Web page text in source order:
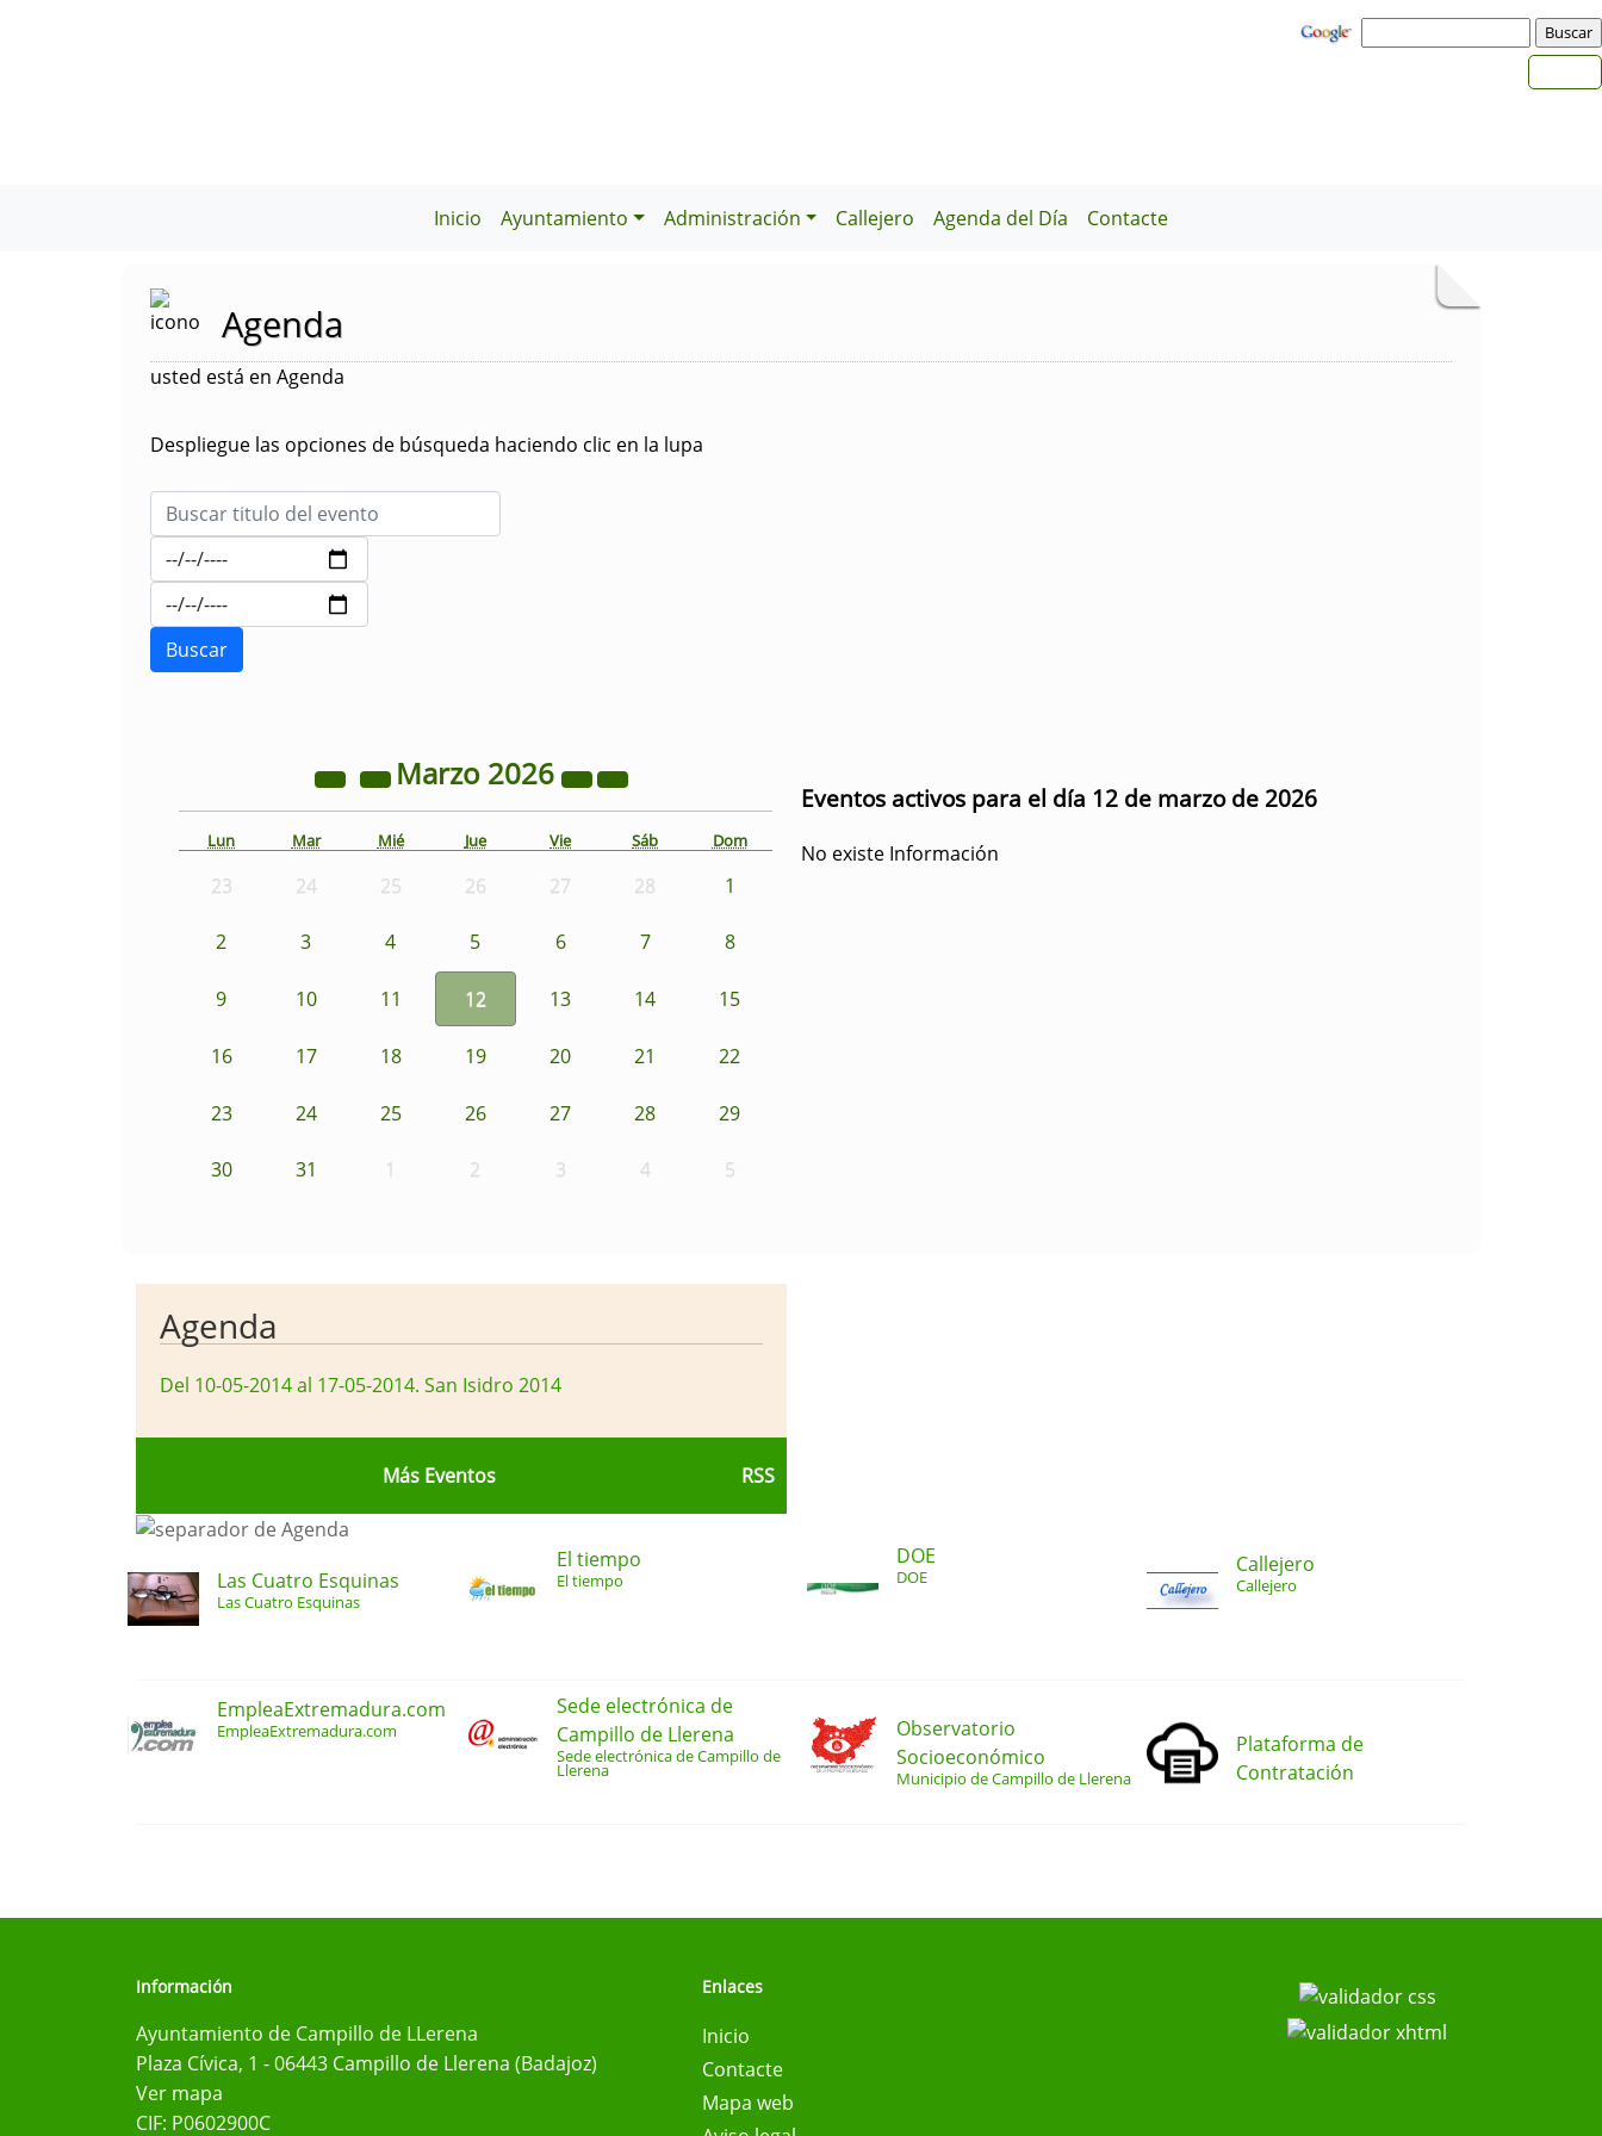
Inicio Ayuntamiento Administración Callejero Agenda del Día Contacte
Agenda
usted está en Agenda
Despliegue las opciones de búsqueda haciendo clic en la lupa
Marzo 2026
Lun Mar Mié Jue Vie Sáb Dom
23 24 25 26 27 28 1
2 3 4 5 6 7 8
9 10 11 12 13 14 15
16 17 18 19 20 21 22
23 24 25 26 27 28 29
30 31 1 2 3 4 5
Eventos activos para el día 12 de marzo de 2026
No existe Información
Agenda
Del 10-05-2014 al 17-05-2014. San Isidro 2014
Más Eventos RSS
Las Cuatro Esquinas
Las Cuatro Esquinas
El tiempo
El tiempo
DOE
DOE
Callejero
Callejero
EmpleaExtremadura.com
EmpleaExtremadura.com
Sede electrónica de
Campillo de Llerena
Sede electrónica de Campillo de
Llerena
Observatorio
Socioeconómico
Municipio de Campillo de Llerena
Plataforma de
Contratación
Información
Ayuntamiento de Campillo de LLerena
Plaza Cívica, 1 - 06443 Campillo de Llerena (Badajoz)
Ver mapa
CIF: P0602900C
Enlaces
Inicio
Contacte
Mapa web